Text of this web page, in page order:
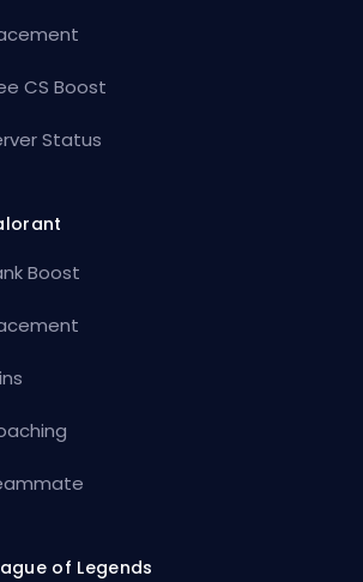
CS Boost
Status
Boost
of Legends